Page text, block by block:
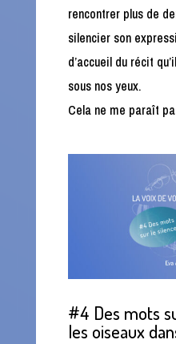
rencontrer plus de
silencier son
d’accueil du récit
sous nos yeux.
Cela ne me paraît
#4 Des mots
les oiseaux